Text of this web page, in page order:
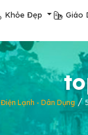
Khỏe Đẹp Giáo
Điện Lạnh - Dân Dụng /